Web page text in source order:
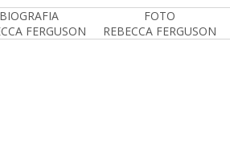
BIOGRAFIA
FERGUSON
FOTO
REBECCA FERGUSON